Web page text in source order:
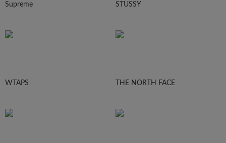
Supreme STUSSY
WTAPS THE NORTH FACE